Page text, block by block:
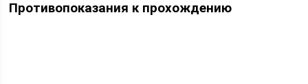
Противопоказания к прохождению